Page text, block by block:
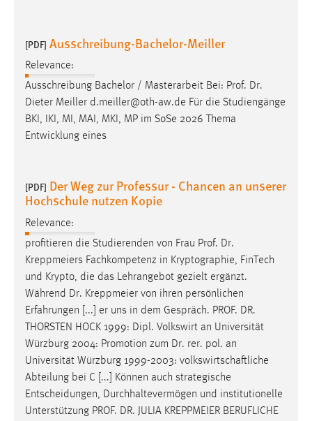
[PDF] Ausschreibung-Bachelor-Meiller
Relevance:
Ausschreibung Bachelor / Masterarbeit Bei: Prof. Dr.
Dieter Meiller d.meiller@oth-aw.de Für die Studiengänge
BKI, IKI, MI, MAI, MKI, MP im SoSe 2026 Thema
Entwicklung eines
[PDF] Der Weg zur Professur - Chancen an unserer
Hochschule nutzen Kopie
Relevance:
profitieren die Studierenden von Frau Prof. Dr.
Kreppmeiers Fachkompetenz in Kryptographie, FinTech
und Krypto, die das Lehrangebot gezielt ergänzt.
Während Dr. Kreppmeier von ihren persönlichen
Erfahrungen [...] er uns in dem Gespräch. PROF. DR.
THORSTEN HOCK 1999: Dipl. Volkswirt an Universität
Würzburg 2004: Promotion zum Dr. rer. pol. an
Universität Würzburg 1999-2003: volkswirtschaftliche
Abteilung bei C [...] Können auch strategische
Entscheidungen, Durchhaltevermögen und institutionelle
Unterstützung PROF. DR. JULIA KREPPMEIER BERUFLICHE